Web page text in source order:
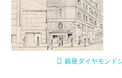
銀座ダイヤモンド